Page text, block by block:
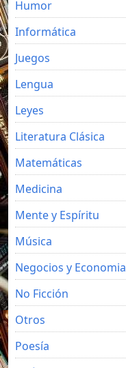
Humor
Informática
Juegos
Lengua
Leyes
Literatura Clásica
Matemáticas
Medicina
Mente y Espíritu
Música
Negocios y Economia
No Ficción
Otros
Poesía